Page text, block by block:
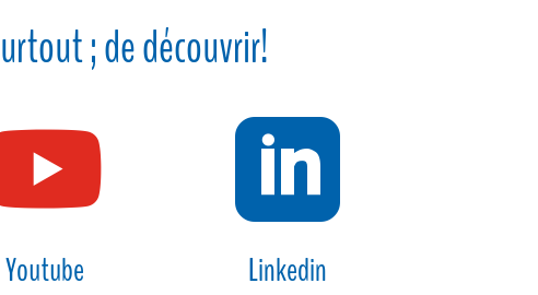
; de découvrir!
Youtube

Linkedin